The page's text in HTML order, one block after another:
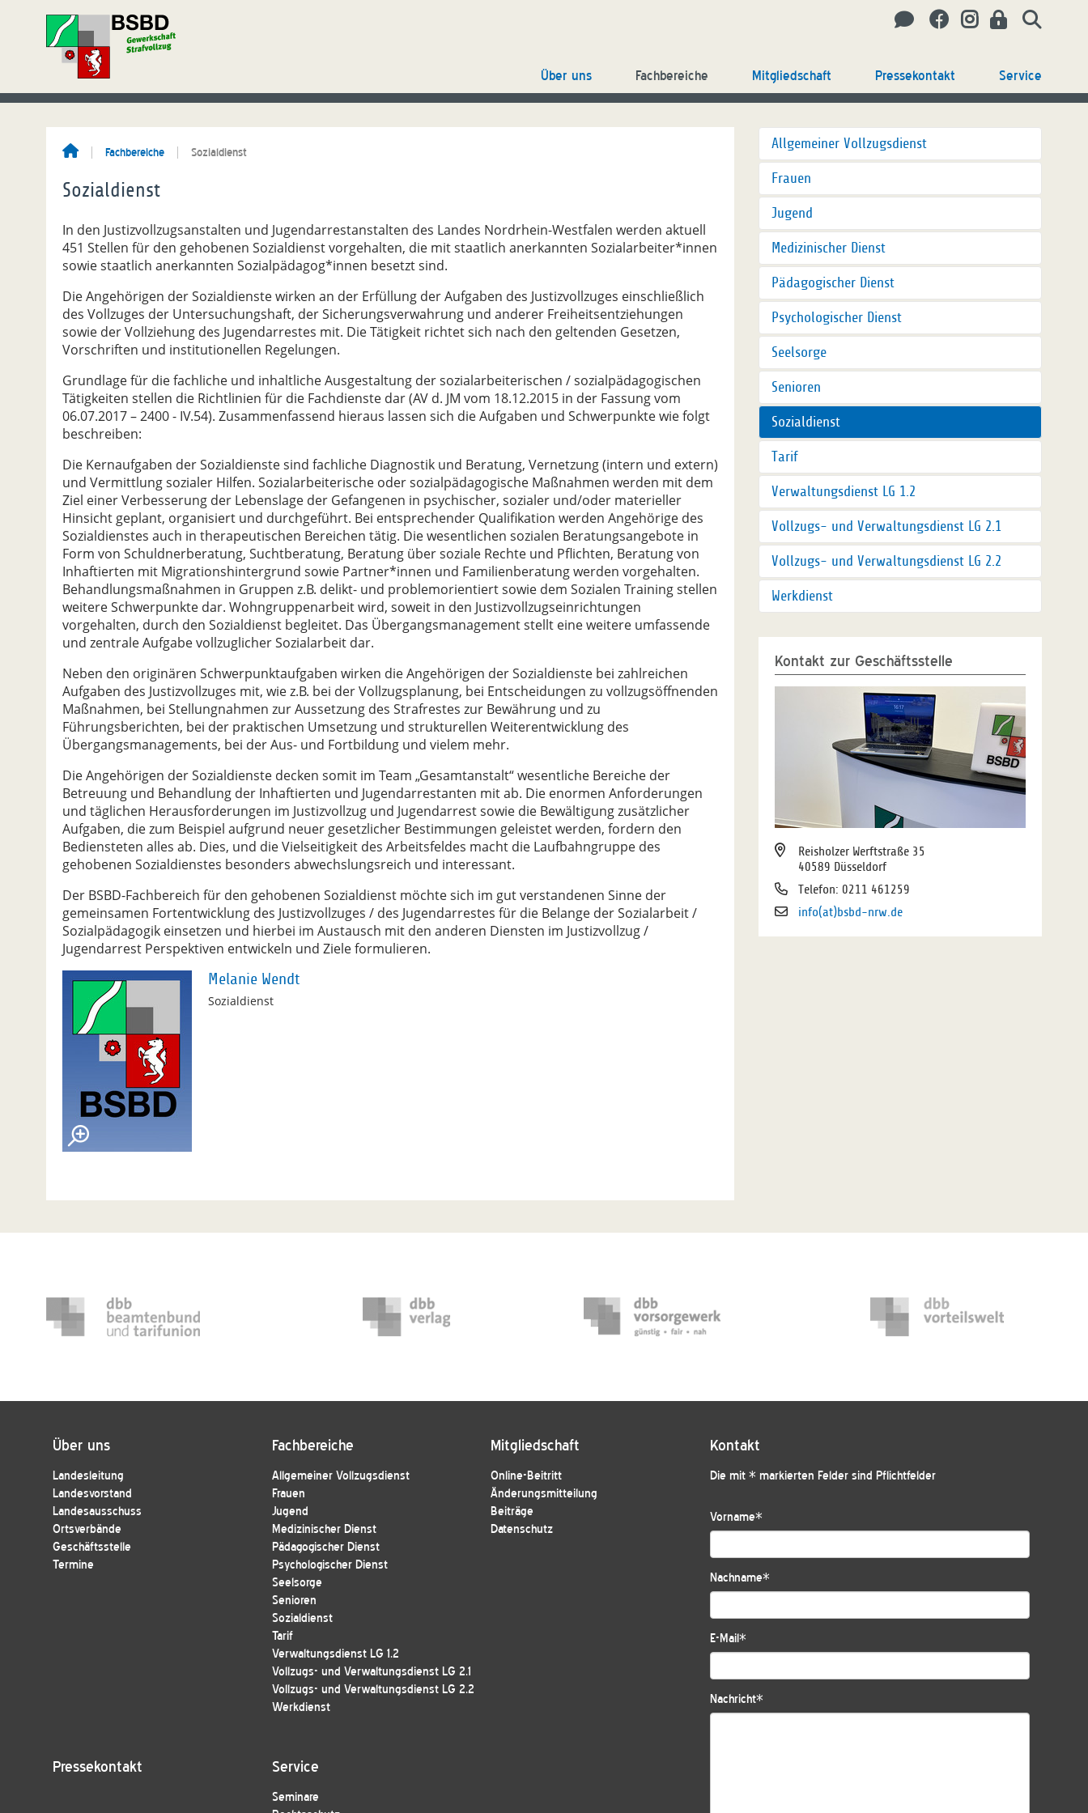
Über uns Fachbereiche Mitgliedschaft Pressekontakt Service
Fachbereiche Sozialdienst
Sozialdienst
In den Justizvollzugsanstalten und Jugendarrestanstalten des Landes Nordrhein-Westfalen werden aktuell
451 Stellen für den gehobenen Sozialdienst vorgehalten, die mit staatlich anerkannten Sozialarbeiter*innen
sowie staatlich anerkannten Sozialpädagog*innen besetzt sind.
Die Angehörigen der Sozialdienste wirken an der Erfüllung der Aufgaben des Justizvollzuges einschließlich
des Vollzuges der Untersuchungshaft, der Sicherungsverwahrung und anderer Freiheitsentziehungen
sowie der Vollziehung des Jugendarrestes mit. Die Tätigkeit richtet sich nach den geltenden Gesetzen,
Vorschriften und institutionellen Regelungen.
Grundlage für die fachliche und inhaltliche Ausgestaltung der sozialarbeiterischen / sozialpädagogischen
Tätigkeiten stellen die Richtlinien für die Fachdienste dar (AV d. JM vom 18.12.2015 in der Fassung vom
06.07.2017 – 2400 - IV.54). Zusammenfassend hieraus lassen sich die Aufgaben und Schwerpunkte wie folgt
beschreiben:
Die Kernaufgaben der Sozialdienste sind fachliche Diagnostik und Beratung, Vernetzung (intern und extern)
und Vermittlung sozialer Hilfen. Sozialarbeiterische oder sozialpädagogische Maßnahmen werden mit dem
Ziel einer Verbesserung der Lebenslage der Gefangenen in psychischer, sozialer und/oder materieller
Hinsicht geplant, organisiert und durchgeführt. Bei entsprechender Qualifikation werden Angehörige des
Sozialdienstes auch in therapeutischen Bereichen tätig. Die wesentlichen sozialen Beratungsangebote in
Form von Schuldnerberatung, Suchtberatung, Beratung über soziale Rechte und Pflichten, Beratung von
Inhaftierten mit Migrationshintergrund sowie Partner*innen und Familienberatung werden vorgehalten.
Behandlungsmaßnahmen in Gruppen z.B. delikt- und problemorientiert sowie dem Sozialen Training stellen
weitere Schwerpunkte dar. Wohngruppenarbeit wird, soweit in den Justizvollzugseinrichtungen
vorgehalten, durch den Sozialdienst begleitet. Das Übergangsmanagement stellt eine weitere umfassende
und zentrale Aufgabe vollzuglicher Sozialarbeit dar.
Neben den originären Schwerpunktaufgaben wirken die Angehörigen der Sozialdienste bei zahlreichen
Aufgaben des Justizvollzuges mit, wie z.B. bei der Vollzugsplanung, bei Entscheidungen zu vollzugsöffnenden
Maßnahmen, bei Stellungnahmen zur Aussetzung des Strafrestes zur Bewährung und zu
Führungsberichten, bei der praktischen Umsetzung und strukturellen Weiterentwicklung des
Übergangsmanagements, bei der Aus- und Fortbildung und vielem mehr.
Die Angehörigen der Sozialdienste decken somit im Team „Gesamtanstalt“ wesentliche Bereiche der
Betreuung und Behandlung der Inhaftierten und Jugendarrestanten mit ab. Die enormen Anforderungen
und täglichen Herausforderungen im Justizvollzug und Jugendarrest sowie die Bewältigung zusätzlicher
Aufgaben, die zum Beispiel aufgrund neuer gesetzlicher Bestimmungen geleistet werden, fordern den
Bediensteten alles ab. Dies, und die Vielseitigkeit des Arbeitsfeldes macht die Laufbahngruppe des
gehobenen Sozialdienstes besonders abwechslungsreich und interessant.
Der BSBD-Fachbereich für den gehobenen Sozialdienst möchte sich im gut verstandenen Sinne der
gemeinsamen Fortentwicklung des Justizvollzuges / des Jugendarrestes für die Belange der Sozialarbeit /
Sozialpädagogik einsetzen und hierbei im Austausch mit den anderen Diensten im Justizvollzug /
Jugendarrest Perspektiven entwickeln und Ziele formulieren.
Melanie Wendt
Sozialdienst
Allgemeiner Vollzugsdienst
Frauen
Jugend
Medizinischer Dienst
Pädagogischer Dienst
Psychologischer Dienst
Seelsorge
Senioren
Sozialdienst
Tarif
Verwaltungsdienst LG 1.2
Vollzugs- und Verwaltungsdienst LG 2.1
Vollzugs- und Verwaltungsdienst LG 2.2
Werkdienst
Kontakt zur Geschäftsstelle
Reisholzer Werftstraße 35
40589 Düsseldorf
Telefon: 0211 461259
info(at)bsbd-nrw.de
Über uns
Landesleitung
Landesvorstand
Landesausschuss
Ortsverbände
Geschäftsstelle
Termine
Fachbereiche
Allgemeiner Vollzugsdienst
Frauen
Jugend
Medizinischer Dienst
Pädagogischer Dienst
Psychologischer Dienst
Seelsorge
Senioren
Sozialdienst
Tarif
Verwaltungsdienst LG 1.2
Vollzugs- und Verwaltungsdienst LG 2.1
Vollzugs- und Verwaltungsdienst LG 2.2
Werkdienst
Mitgliedschaft
Online-Beitritt
Änderungsmitteilung
Beiträge
Datenschutz
Pressekontakt Service
Seminare
Kontakt
Die mit * markierten Felder sind Pflichtfelder
Vorname*
Nachname*
E-Mail*
Nachricht*